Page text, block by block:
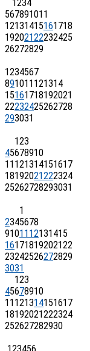
1234
567891011
12131415161718
19202122232425
26272829
1234567
891011 121314
15161718192021
22232425262728
293031
123
45678910
11 121314151617
18192021222324
25262728293031
1
2345678
91011 12131415
16171819202122
23242526272829
3031
123
45678910
11 121314151617
18192021222324
252627282930